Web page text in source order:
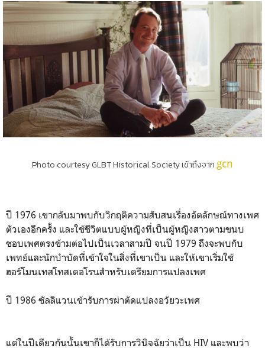
Photo courtesy GLBT Historical Society เข้าถึงจาก gcn
ปี 1976 เขากลับมาพบกับวิกฤติความสับสนเรื่องอัตลักษณ์ทางเพศ
ตัวเองอีกครั้ง และใช้ชีวิตแบบผู้หญิงที่เป็นผู้หญิงสาวตามขนบ
ชอบเพศตรงข้ามต่อไปเป็นเวลาสามปี จนปี 1979 ถึงจะพบกับ
เพทย์และนักบำบัดที่เข้าใจในสิ่งที่เขาเป็น และให้เขาเริ่มใช้
ฮอร์โมนเทสโทสเตอโรนสำหรับเตรียมการแปลงเพศ
ปี 1986 ซัลลิแวนเข้ารับการผ่าตัดแปลงอวัยวะเพศ
แต่ในปีเดียวกันนั้นเขาก็ได้รับการวินิจฉัยว่าเป็น HIV และพบว่า